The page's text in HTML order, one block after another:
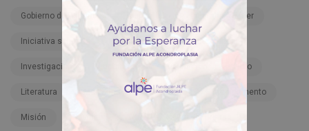
Gobierno de España Hospitales Infigratinib-Pfizer
Iniciativa solidaria Inspiración Instituciones
Investigación Legislación Libro
Literatura Meclizina Meclozine Medicamento
Misión Navidad Nota de prensa